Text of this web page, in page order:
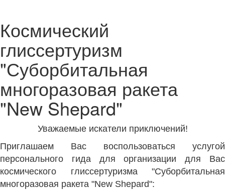
Космический
глиссертуризм
"Суборбитальная
многоразовая ракета
"New Shepard"
Уважаемые искатели приключений!
Приглашаем Вас воспользоваться услугой
персонального гида для организации для Вас
космического глиссертуризма "Суборбитальная
многоразовая ракета "New Shepard":